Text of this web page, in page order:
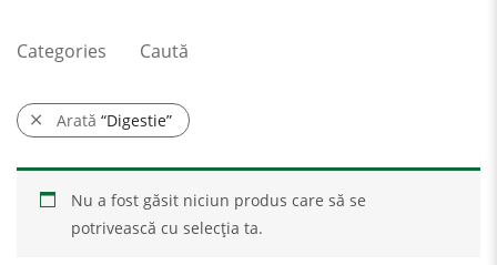
Categories Caută
Arată “Digestie”
Nu a fost găsit niciun produs care să se
potrivească cu selecția ta.